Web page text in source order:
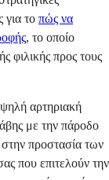
για το πώς να
, το οποίο
φιλικής προς τους
αρτηριακή
με την πάροδο
προστασία των
που επιτελούν την